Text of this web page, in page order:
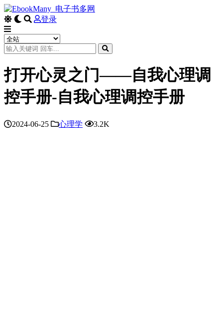
登录
打开心灵之门——自我心理调
控手册-自我心理调控手册
2024-06-25 心理学 3.2K